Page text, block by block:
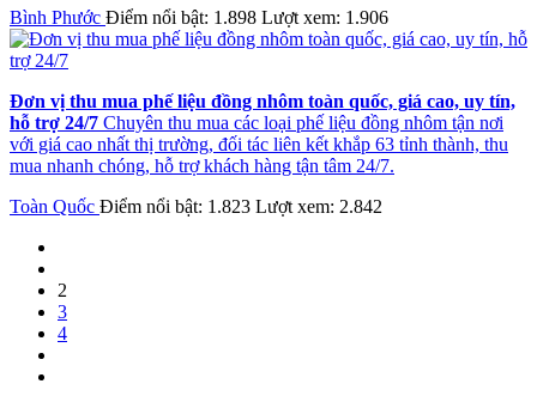
Bình Phước Điểm nổi bật: 1.898 Lượt xem: 1.906
Đơn vị thu mua phế liệu đồng nhôm toàn quốc, giá cao, uy tín,
hỗ trợ 24/7 Chuyên thu mua các loại phế liệu đồng nhôm tận nơi
với giá cao nhất thị trường, đối tác liên kết khắp 63 tỉnh thành, thu
mua nhanh chóng, hỗ trợ khách hàng tận tâm 24/7.
Toàn Quốc Điểm nổi bật: 1.823 Lượt xem: 2.842
2
3
4